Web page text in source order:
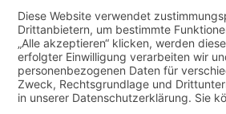
Enno entdeckt das Watt
Das Leben im Watt ist ganz
seinem Weg zur erwachsenen
Watt kennen, die manchmal
Illustrationen vermittelt das Buch
Wattenmeer im Allgemeinen